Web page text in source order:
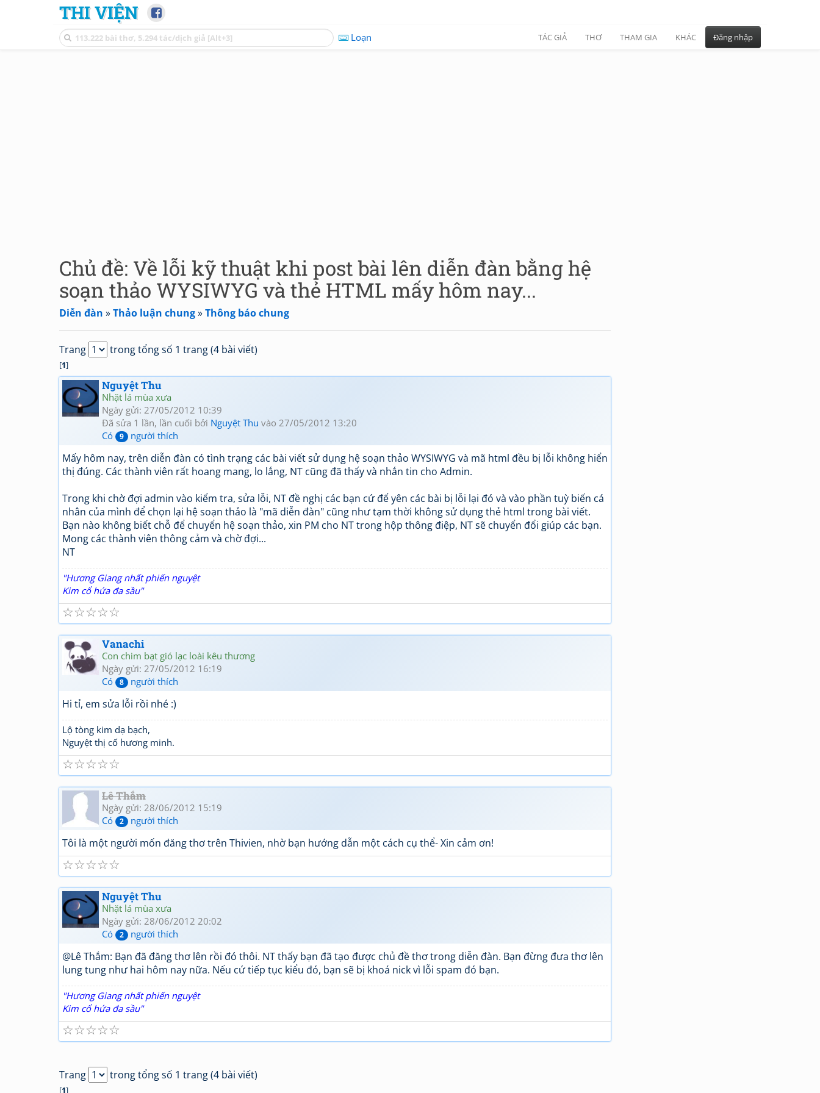
THI VIỆN
Loạn TÁC GIẢ THƠ THAM GIA KHÁC Đăng nhập
Chủ đề: Về lỗi kỹ thuật khi post bài lên diễn đàn bằng hệ
soạn thảo WYSIWYG và thẻ HTML mấy hôm nay...
Diễn đàn »Thảo luận chung»Thông báo chung
Trang trong tổng số 1 trang (4 bài viết)
[1]
Nguyệt Thu
Nhặt lá mùa xưa
Ngày gửi: 27/05/2012 10:39
Đã sửa 1 lần, lần cuối bởi Nguyệt Thu vào 27/05/2012 13:20
Có
9 người thích
Mấy hôm nay, trên diễn đàn có tình trạng các bài viết sử dụng hệ soạn thảo WYSIWYG và mã html đều bị lỗi không hiển
thị đúng. Các thành viên rất hoang mang, lo lắng, NT cũng đã thấy và nhắn tin cho Admin.
Trong khi chờ đợi admin vào kiểm tra, sửa lỗi, NT đề nghị các bạn cứ để yên các bài bị lỗi lại đó và vào phần tuỳ biến cá
nhân của mình để chọn lại hệ soạn thảo là "mã diễn đàn" cũng như tạm thời không sử dụng thẻ html trong bài viết.
Bạn nào không biết chỗ để chuyển hệ soạn thảo, xin PM cho NT trong hộp thông điệp, NT sẽ chuyển đổi giúp các bạn.
Mong các thành viên thông cảm và chờ đợi...
NT
"Hương Giang nhất phiến nguyệt
Kim cổ hứa đa sầu"
☆
☆
☆
☆
☆
Vanachi
Con chim bạt gió lạc loài kêu thương
Ngày gửi: 27/05/2012 16:19
Có
8 người thích
Hi tỉ, em sửa lỗi rồi nhé :)
Lộ tòng kim dạ bạch,
Nguyệt thị cố hương minh.
☆
☆
☆
☆
☆
Lê Thắm
Ngày gửi: 28/06/2012 15:19
Có
2 người thích
Tôi là một người mốn đăng thơ trên Thivien, nhờ bạn hướng dẫn một cách cụ thể- Xin cảm ơn!
☆
☆
☆
☆
☆
Nguyệt Thu
Nhặt lá mùa xưa
Ngày gửi: 28/06/2012 20:02
Có
2 người thích
@Lê Thắm: Bạn đã đăng thơ lên rồi đó thôi. NT thấy bạn đã tạo được chủ đề thơ trong diễn đàn. Bạn đừng đưa thơ lên
lung tung như hai hôm nay nữa. Nếu cứ tiếp tục kiểu đó, bạn sẽ bị khoá nick vì lỗi spam đó bạn.
"Hương Giang nhất phiến nguyệt
Kim cổ hứa đa sầu"
☆
☆
☆
☆
☆
Trang trong tổng số 1 trang (4 bài viết)
[1]